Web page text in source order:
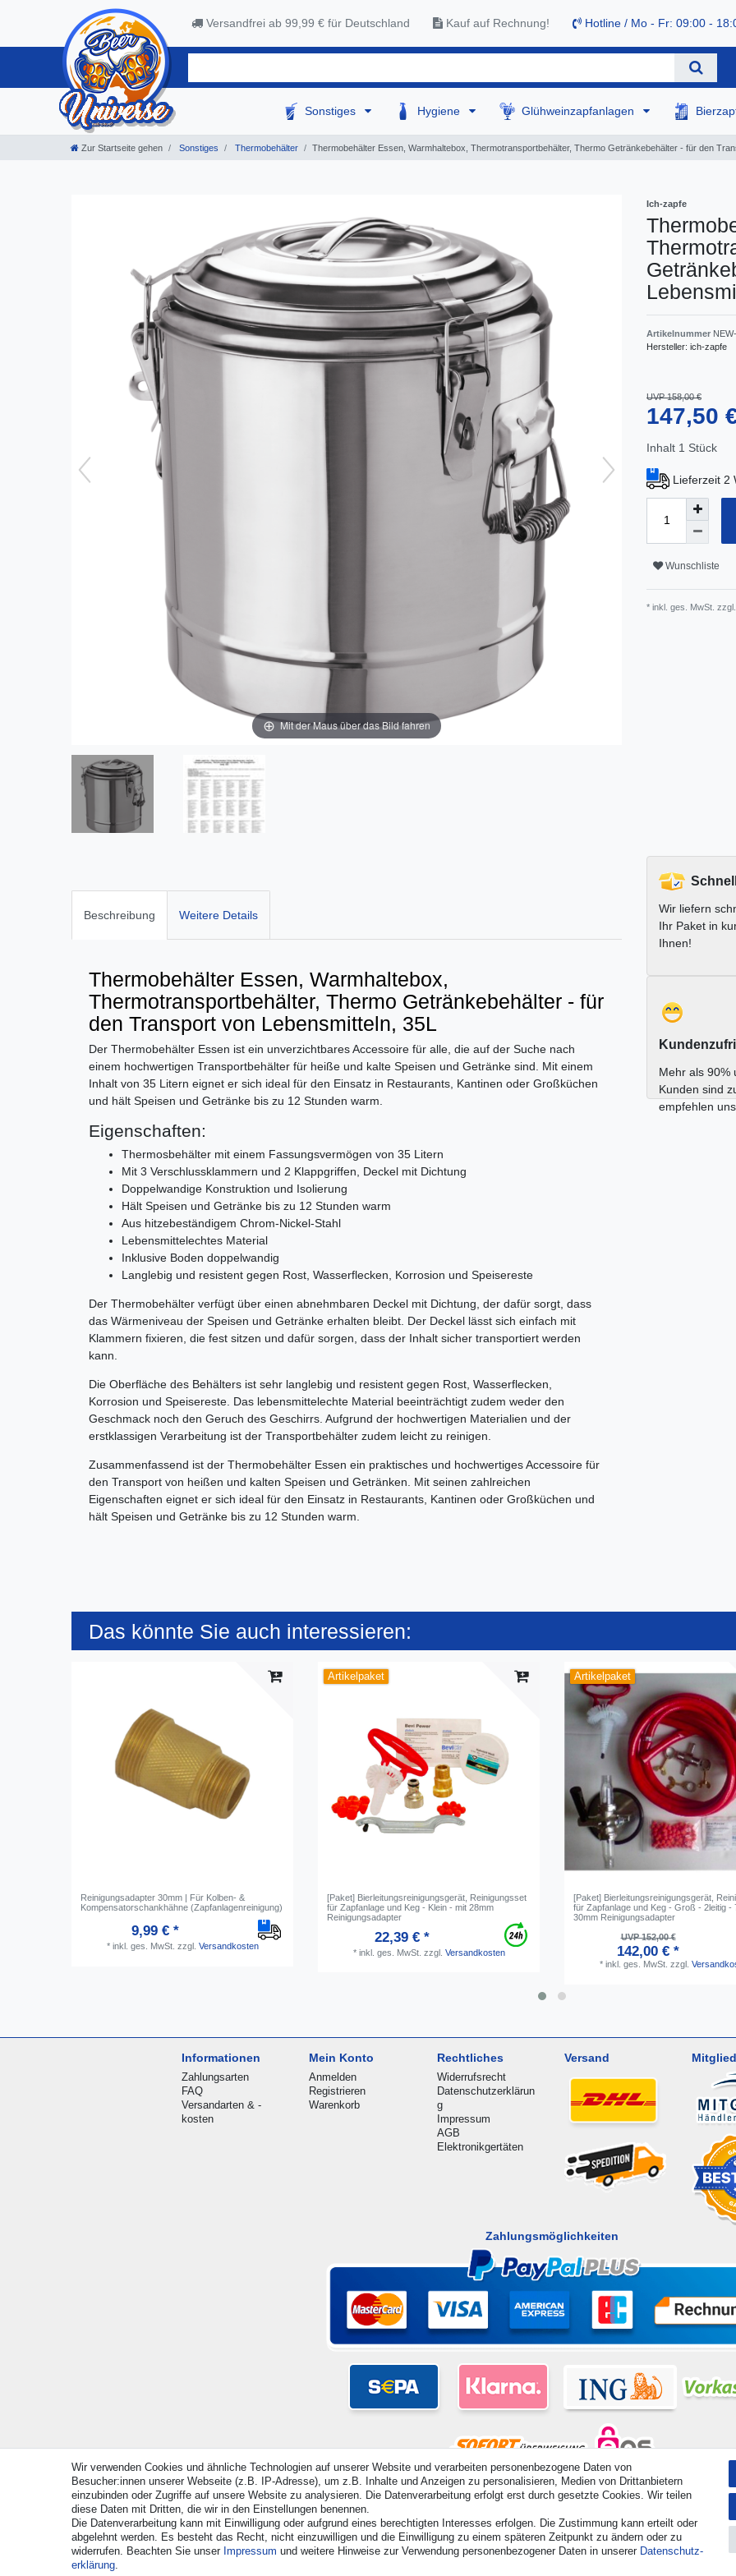
Versandfrei ab 99,99 € für Deutschland Kauf auf Rechnung! Hotline / Mo - Fr: 09:00 -
Sonstiges Hygiene Glühweinzapfanlagen
Zur Startseite gehen Sonstiges Thermobehälter Thermobehälter Essen, Warmhaltebox, Thermotransportbehälter, Thermo Getränkebehälter - für den
Mit der Maus über das Bild fahren
Ich-zapfe
Artikelnummer
Hersteller: ich-zapfe
UVP 158,00 €
147,50
Inhalt 1 Stück
Lieferzeit 2
Wunschliste
* inkl. ges. MwSt. zzgl.
Beschreibung Weitere Details
Thermobehälter Essen, Warmhaltebox,
Thermotransportbehälter, Thermo Getränkebehälter - für
den Transport von Lebensmitteln, 35L
Der Thermobehälter Essen ist ein unverzichtbares Accessoire für alle, die auf der Suche nach
einem hochwertigen Transportbehälter für heiße und kalte Speisen und Getränke sind. Mit einem
Inhalt von 35 Litern eignet er sich ideal für den Einsatz in Restaurants, Kantinen oder Großküchen
und hält Speisen und Getränke bis zu 12 Stunden warm.
Eigenschaften:
Thermosbehälter mit einem Fassungsvermögen von 35 Litern
Mit 3 Verschlussklammern und 2 Klappgriffen, Deckel mit Dichtung
Doppelwandige Konstruktion und Isolierung
Hält Speisen und Getränke bis zu 12 Stunden warm
Aus hitzebeständigem Chrom-Nickel-Stahl
Lebensmittelechtes Material
Inklusive Boden doppelwandig
Langlebig und resistent gegen Rost, Wasserflecken, Korrosion und Speisereste
Der Thermobehälter verfügt über einen abnehmbaren Deckel mit Dichtung, der dafür sorgt, dass
das Wärmeniveau der Speisen und Getränke erhalten bleibt. Der Deckel lässt sich einfach mit
Klammern fixieren, die fest sitzen und dafür sorgen, dass der Inhalt sicher transportiert werden
kann.
Die Oberfläche des Behälters ist sehr langlebig und resistent gegen Rost, Wasserflecken,
Korrosion und Speisereste. Das lebensmittelechte Material beeinträchtigt zudem weder den
Geschmack noch den Geruch des Geschirrs. Aufgrund der hochwertigen Materialien und der
erstklassigen Verarbeitung ist der Transportbehälter zudem leicht zu reinigen.
Zusammenfassend ist der Thermobehälter Essen ein praktisches und hochwertiges Accessoire für
den Transport von heißen und kalten Speisen und Getränken. Mit seinen zahlreichen
Eigenschaften eignet er sich ideal für den Einsatz in Restaurants, Kantinen oder Großküchen und
hält Speisen und Getränke bis zu 12 Stunden warm.
Wir liefern
Ihr Paket in
Ihnen!
Mehr als 90%
Kunden sind
empfehlen
Das könnte Sie auch interessieren:
Reinigungsadapter 30mm | Für Kolben- &
Kompensatorschankhähne (Zapfanlagenreinigung)
9,99 € *
* inkl. ges. MwSt. zzgl. Versandkosten
Artikelpaket
[Paket] Bierleitungsreinigungsgerät, Reinigungsset
für Zapfanlage und Keg - Klein - mit 28mm
Reinigungsadapter
22,39 € *
* inkl. ges. MwSt. zzgl. Versandkosten
Artikelpaket
[Paket] Bierleitungsreinigungsgerät,
für Zapfanlage und Keg - Groß - 2leitig -
30mm Reinigungsadapter
UVP 152,00 €
142,00 € *
* inkl. ges. MwSt. zzgl.
Informationen
Zahlungsarten
FAQ
Versandarten & -
kosten
Mein Konto
Anmelden
Registrieren
Warenkorb
Rechtliches
Widerrufsrecht
Datenschutzerklärun
g
Impressum
AGB
Elektronikgertäten
Versand
Zahlungsmöglichkeiten
© Copyright 2026 | Alle Rechte vorbehalten. - Alle Rechte vorbehalten. Preisangaben inkl. gesetzl. 19% MwSt. | Grundpreise siehe Artikeldetail | *Gilt für
Vertrag widerrufen Kontakt
Wir verwenden Cookies und ähnliche Technologien auf unserer Website und verarbeiten personenbezogene Daten von
Besucher:innen unserer Webseite (z.B. IP-Adresse), um z.B. Inhalte und Anzeigen zu personalisieren, Medien von Drittanbietern
einzubinden oder Zugriffe auf unsere Website zu analysieren. Die Datenverarbeitung erfolgt erst durch gesetzte Cookies. Wir teilen
diese Daten mit Dritten, die wir in den Einstellungen benennen.
Die Datenverarbeitung kann mit Einwilligung oder aufgrund eines berechtigten Interesses erfolgen. Die Zustimmung kann erteilt oder
abgelehnt werden. Es besteht das Recht, nicht einzuwilligen und die Einwilligung zu einem späteren Zeitpunkt zu ändern oder zu
widerrufen. Beachten Sie unser Impressum und weitere Hinweise zur Verwendung personenbezogener Daten in unserer Daten­schutz­
erklärung.